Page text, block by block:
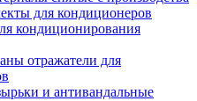
для кондиционеров
кондиционирования
отражатели для
и антивандальные